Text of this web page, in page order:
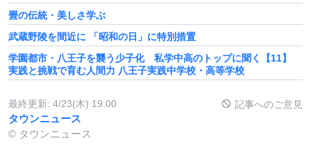
畳の伝統・美しさ学ぶ
武蔵野陵を間近に 「昭和の日」に特別措置
学園都市・八王子を襲う少子化 私学中高のトップに聞く【11】
実践と挑戦で育む人間力 八王子実践中学校・高等学校
最終更新: 4/23(木) 19:00 記事へのご意見
タウンニュース
© タウンニュース